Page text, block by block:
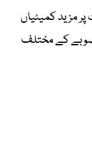
مزید کمیٹیاں
صوبے کے مختلف